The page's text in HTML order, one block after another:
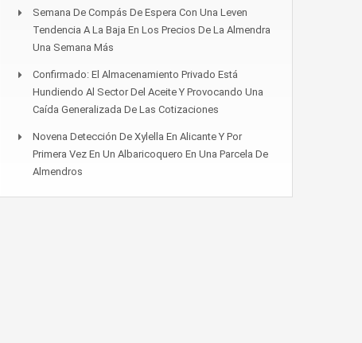
Semana De Compás De Espera Con Una Leven
Tendencia A La Baja En Los Precios De La Almendra
Una Semana Más
Confirmado: El Almacenamiento Privado Está
Hundiendo Al Sector Del Aceite Y Provocando Una
Caída Generalizada De Las Cotizaciones
Novena Detección De Xylella En Alicante Y Por
Primera Vez En Un Albaricoquero En Una Parcela De
Almendros